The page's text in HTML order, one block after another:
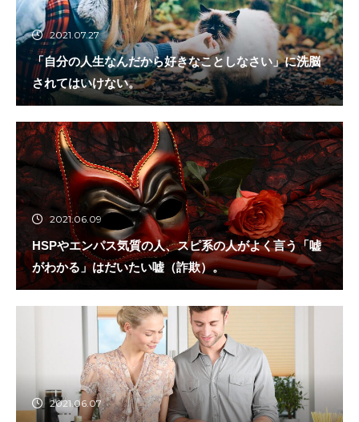
2021.07.27
「自分の人生なんだから好きなことしなさい」に洗脳
されてはいけない。
2021.06.09
HSPやエンパス気質の人、スピ系の人がよく言う「嘘
がわかる」はだいたい嘘（詐欺）。
2021.06.07